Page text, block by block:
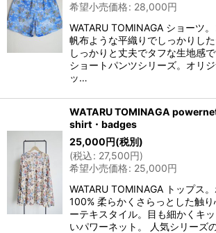
希望小売価格: 28,000円
WATARU TOMINAGA ショーツ
帆布ような平織りでしっかりした
しっかりと丈夫でタフな生地感
ショートパンツシリーズ。オリ
ッ…
WATARU TOMINAGA
shirt・badges
25,000円(税別)
(税込: 27,500円)
希望小売価格: 25,000円
WATARU TOMINAGA トップス
100% 柔らかくさらっとした触
ーテキスタイル。目も細かくキ
いパワーネット。 人気シリーズ